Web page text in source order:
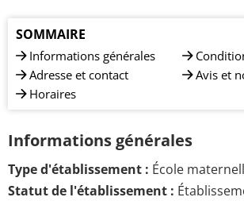
SOMMAIRE
Informations générales
Adresse et contact
Horaires
Avis et
Informations générales
Type d'établissement : École
Statut de l'établissement :